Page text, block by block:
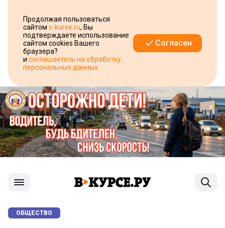
Продолжая пользоваться
сайтом v-kurse.ru, Вы
подтверждаете использование
сайтом cookies Вашего
браузера?
и соглашаетесь на обработку
персональных данных
Согласен
ОБЩЕСТВО